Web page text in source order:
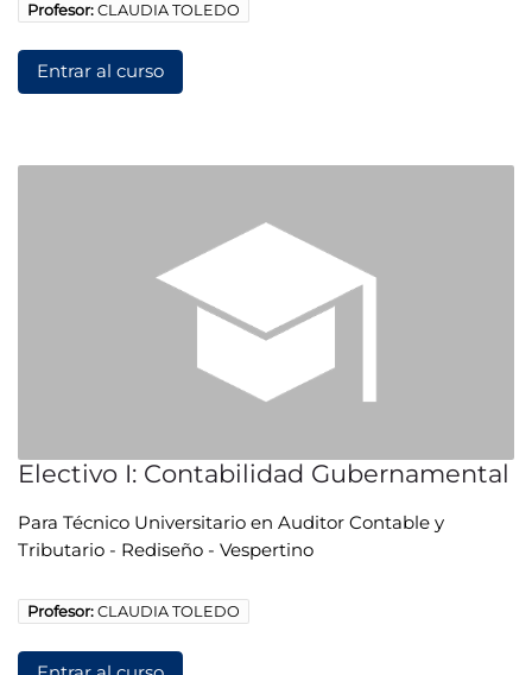
Profesor: CLAUDIA TOLEDO
Entrar al curso
Electivo I: Contabilidad Gubernamental
Para Técnico Universitario en Auditor Contable y
Tributario - Rediseño - Vespertino
Profesor: CLAUDIA TOLEDO